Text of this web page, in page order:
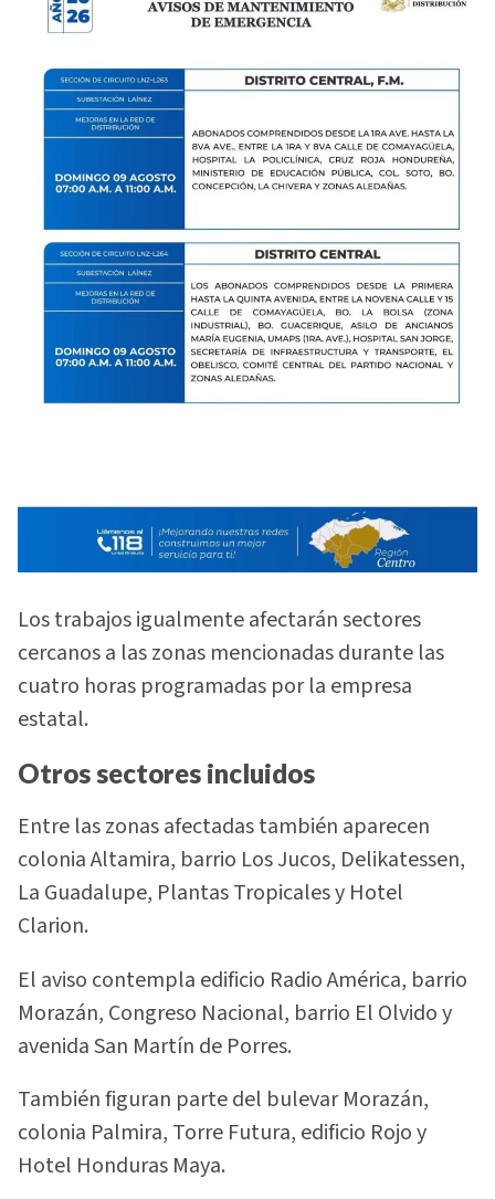
Los trabajos igualmente afectarán sectores
cercanos a las zonas mencionadas durante las
cuatro horas programadas por la empresa
estatal.
Otros sectores incluidos
Entre las zonas afectadas también aparecen
colonia Altamira, barrio Los Jucos, Delikatessen,
La Guadalupe, Plantas Tropicales y Hotel
Clarion.
El aviso contempla edificio Radio América, barrio
Morazán, Congreso Nacional, barrio El Olvido y
avenida San Martín de Porres.
También figuran parte del bulevar Morazán,
colonia Palmira, Torre Futura, edificio Rojo y
Hotel Honduras Maya.